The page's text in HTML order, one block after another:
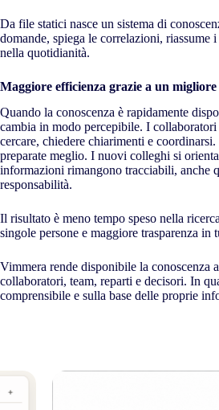
Da file statici nasce un sistema di
domande, spiega le correlazioni, riassume
nella quotidianità.
Maggiore efficienza grazie a un migliore
Quando la conoscenza è rapidamente
cambia in modo percepibile. I
cercare, chiedere chiarimenti e
preparate meglio. I nuovi colleghi si
informazioni rimangono tracciabili, anche
responsabilità.
Il risultato è meno tempo speso nella
singole persone e maggiore trasparenza in
Vimmera rende disponibile la conoscenza
collaboratori, team, reparti e decisori. In
comprensibile e sulla base delle proprie